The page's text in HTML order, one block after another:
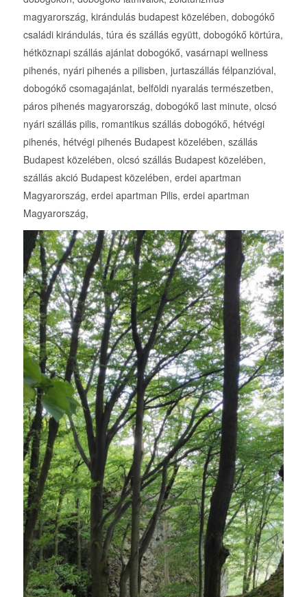
magyarország, kirándulás budapest közelében, dobogókő
családi kirándulás, túra és szállás együtt, dobogókő körtúra,
hétköznapi szállás ajánlat dobogókő, vasárnapi wellness
pihenés, nyári pihenés a pilisben, jurtaszállás félpanzióval,
dobogókő csomagajánlat, belföldi nyaralás természetben,
páros pihenés magyarország, dobogókő last minute, olcsó
nyári szállás pilis, romantikus szállás dobogókő, hétvégi
pihenés, hétvégi pihenés Budapest közelében, szállás
Budapest közelében, olcsó szállás Budapest közelében,
szállás akció Budapest közelében, erdei apartman
Magyarország, erdei apartman Pilis, erdei apartman
Magyarország,